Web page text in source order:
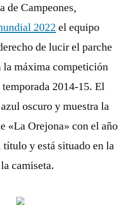
de Campeones,
2022 el equipo
de lucir el parche
máxima competición
2014-15. El
oscuro y muestra la
«La Orejona» con el año
y está situado en la
camiseta.